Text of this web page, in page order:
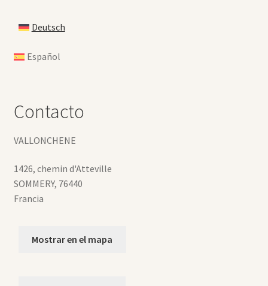
Deutsch
Español
Contacto
VALLONCHENE
1426, chemin d'Atteville
SOMMERY, 76440
Francia
Mostrar en el mapa